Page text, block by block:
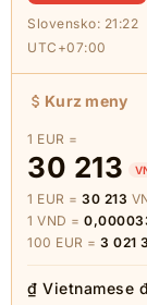
Slovensko: 21:22
UTC+07:00
Kurz meny
1 EUR =
30 213
1 EUR = 30 213
1 VND =
100 EUR = 3 021
₫ Vietnamese